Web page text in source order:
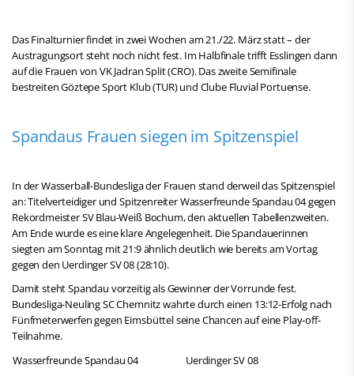
Das Finalturnier findet in zwei Wochen am 21./22. März statt – der
Austragungsort steht noch nicht fest. Im Halbfinale trifft Esslingen dann
auf die Frauen von VK Jadran Split (CRO). Das zweite Semifinale
bestreiten Göztepe Sport Klub (TUR) und Clube Fluvial Portuense.
Spandaus Frauen siegen im Spitzenspiel
In der Wasserball-Bundesliga der Frauen stand derweil das Spitzenspiel
an: Titelverteidiger und Spitzenreiter Wasserfreunde Spandau 04 gegen
Rekordmeister SV Blau-Weiß Bochum, den aktuellen Tabellenzweiten.
Am Ende wurde es eine klare Angelegenheit. Die Spandauerinnen
siegten am Sonntag mit 21:9 ähnlich deutlich wie bereits am Vortag
gegen den Uerdinger SV 08 (28:10).
Damit steht Spandau vorzeitig als Gewinner der Vorrunde fest.
Bundesliga-Neuling SC Chemnitz wahrte durch einen 13:12-Erfolg nach
Fünfmeterwerfen gegen Eimsbüttel seine Chancen auf eine Play-off-
Teilnahme.
Wasserfreunde Spandau 04
Uerdinger SV 08